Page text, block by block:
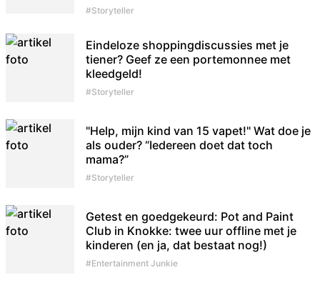
#Storyteller
Eindeloze shoppingdiscussies met je
tiener? Geef ze een portemonnee met
kleedgeld!
#Storyteller
"Help, mijn kind van 15 vapet!" Wat doe je
als ouder? “Iedereen doet dat toch
mama?”
#Storyteller
Getest en goedgekeurd: Pot and Paint
Club in Knokke: twee uur offline met je
kinderen (en ja, dat bestaat nog!)
#Entertainment Junkie